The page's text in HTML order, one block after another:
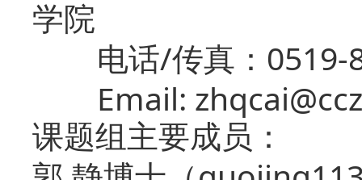
学院
电话/传真： 0519-
Email:
课题组主要成员：